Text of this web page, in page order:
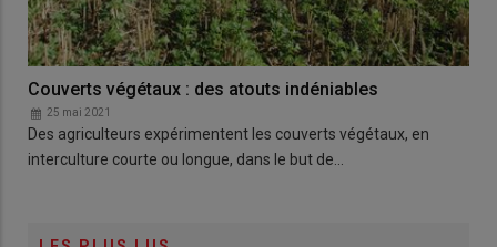
Couverts végétaux : des atouts indéniables
25 mai 2021
Des agriculteurs expérimentent les couverts végétaux, en
interculture courte ou longue, dans le but de…